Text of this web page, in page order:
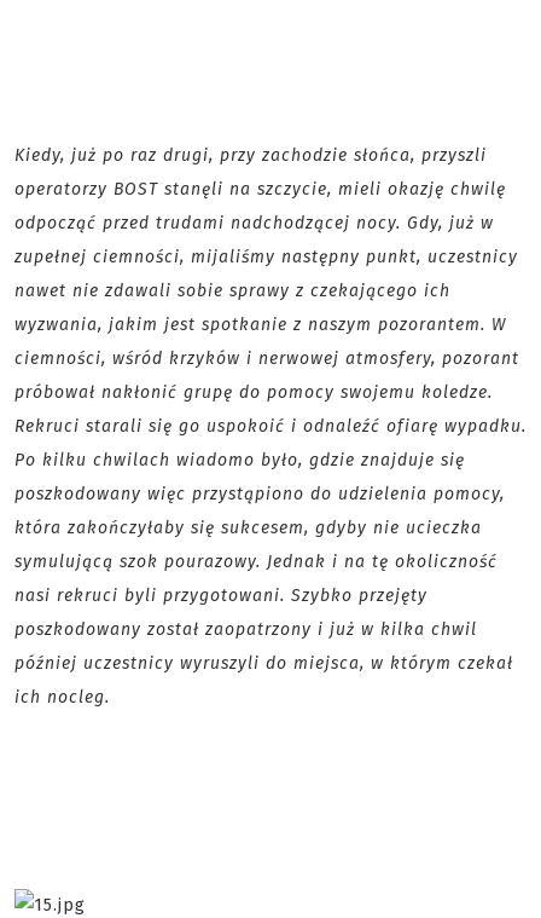
Kiedy, już po raz drugi, przy zachodzie słońca, przyszli
operatorzy BOST stanęli na szczycie, mieli okazję chwilę
odpocząć przed trudami nadchodzącej nocy. Gdy, już w
zupełnej ciemności, mijaliśmy następny punkt, uczestnicy
nawet nie zdawali sobie sprawy z czekającego ich
wyzwania, jakim jest spotkanie z naszym pozorantem. W
ciemności, wśród krzyków i nerwowej atmosfery, pozorant
próbował nakłonić grupę do pomocy swojemu koledze.
Rekruci starali się go uspokoić i odnaleźć ofiarę wypadku.
Po kilku chwilach wiadomo było, gdzie znajduje się
poszkodowany więc przystąpiono do udzielenia pomocy,
która zakończyłaby się sukcesem, gdyby nie ucieczka
symulującą szok pourazowy. Jednak i na tę okoliczność
nasi rekruci byli przygotowani. Szybko przejęty
poszkodowany został zaopatrzony i już w kilka chwil
później uczestnicy wyruszyli do miejsca, w którym czekał
ich nocleg.